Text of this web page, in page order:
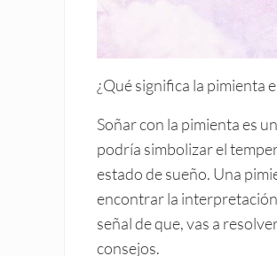
¿Qué significa la pimienta
Soñar con la pimienta es
podría simbolizar el
estado de sueño. Una
encontrar la
señal de que, vas a
consejos.